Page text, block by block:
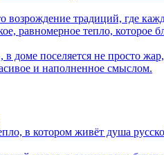
традиций, где
равномерное тепло, которое
в доме поселяется не просто
и наполненное смыслом.
в котором живёт душа